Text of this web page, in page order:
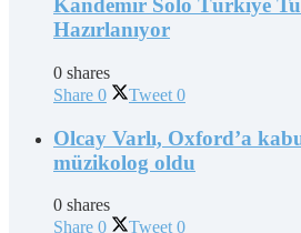
Kandemir Solo Türkiye
Hazırlanıyor
0 shares
Share 0 Tweet 0
Olcay Varlı, Oxford’a
müzikolog oldu
0 shares
Share 0 Tweet 0